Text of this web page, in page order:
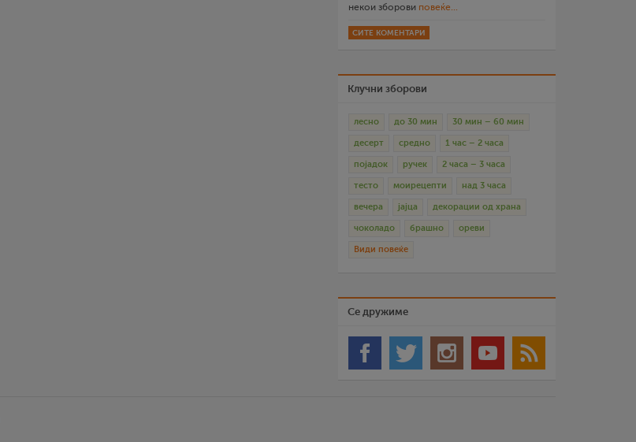
некои зборови повеќе...
СИТЕ КОМЕНТАРИ
Клучни зборови
лесно до 30 мин 30 мин – 60 мин
десерт средно 1 час – 2 часа
појадок ручек 2 часа – 3 часа
тесто моирецепти над 3 часа
вечера јајца декорации од храна
чоколадо брашно ореви
Види повеќе
Се дружиме